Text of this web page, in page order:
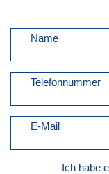
Name
Telefonnummer
E-Mail
Ich habe